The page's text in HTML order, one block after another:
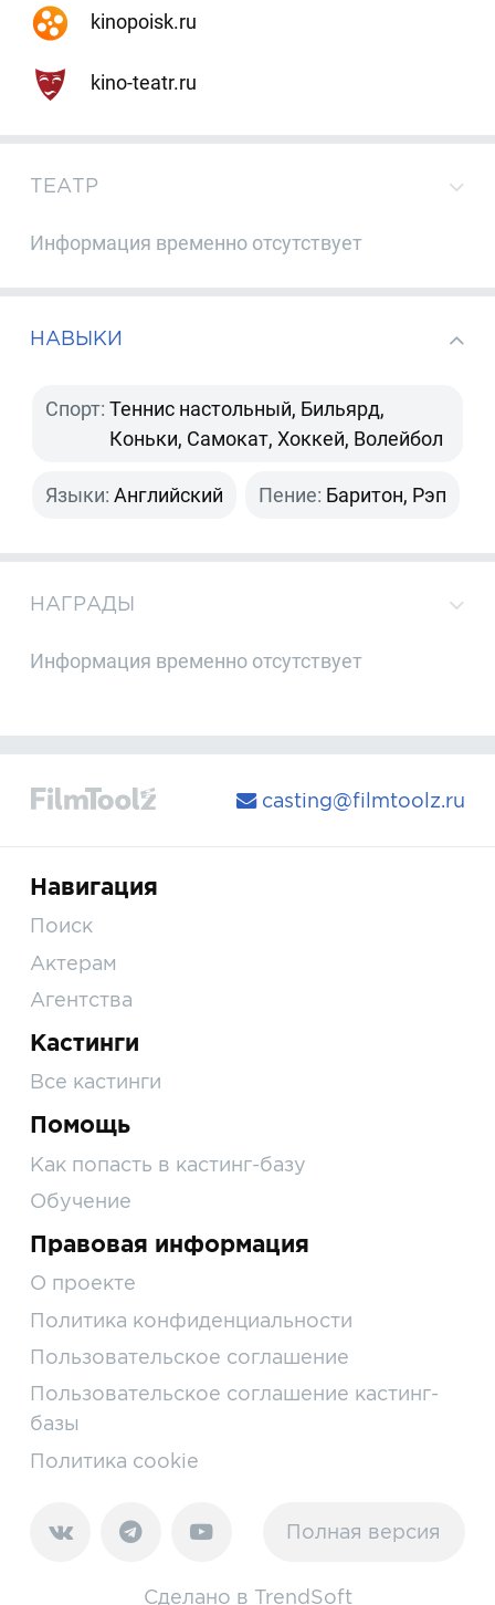
kinopoisk.ru
kino-teatr.ru
ТЕАТР
Информация временно отсутствует
НАВЫКИ
Спорт: Теннис настольный, Бильярд,
Коньки, Самокат, Хоккей, Волейбол
Языки: Английский Пение: Баритон, Рэп
НАГРАДЫ
Информация временно отсутствует
casting@filmtoolz.ru
Навигация
Поиск
Актерам
Агентства
Кастинги
Все кастинги
Помощь
Как попасть в кастинг-базу
Обучение
Правовая информация
О проекте
Политика конфиденциальности
Пользовательское соглашение
Пользовательское соглашение кастинг-
базы
Политика cookie
Полная версия
Сделано в TrendSoft